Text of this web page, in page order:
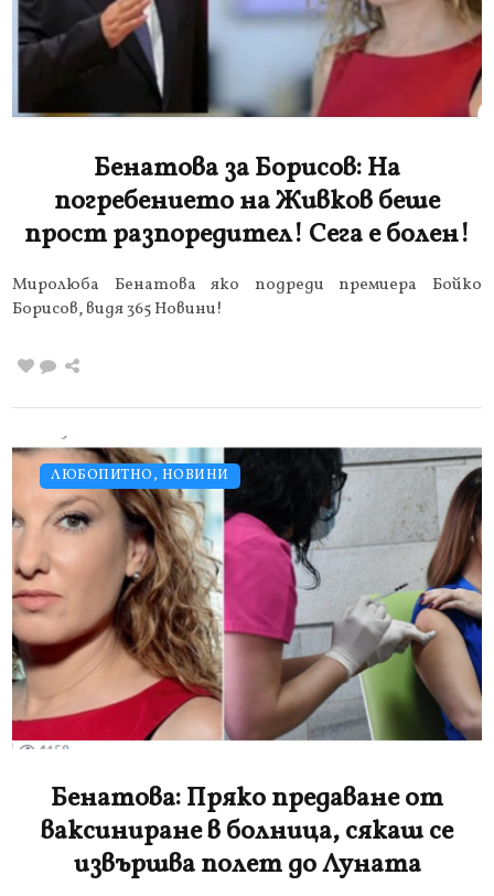
Бенатова за Борисов: На
погребението на Живков беше
прост разпоредител! Сега е болен!
Миролюба Бенатова яко подреди премиера Бойко
Борисов, видя 365 Новини!
ЛЮБОПИТНО, НОВИНИ
Бенатова: Пряко предаване от
ваксиниране в болница, сякаш се
извършва полет до Луната